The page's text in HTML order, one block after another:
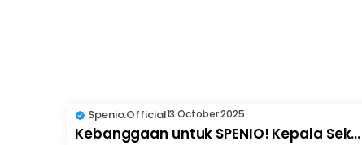
Spenio.official13 October 2025
Kebanggaan untuk SPENIO! Kepala Sek...